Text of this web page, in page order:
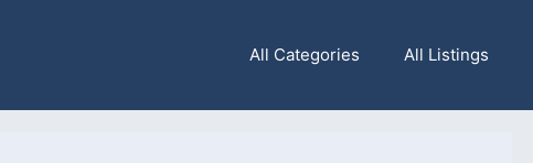
All Categories All Listings